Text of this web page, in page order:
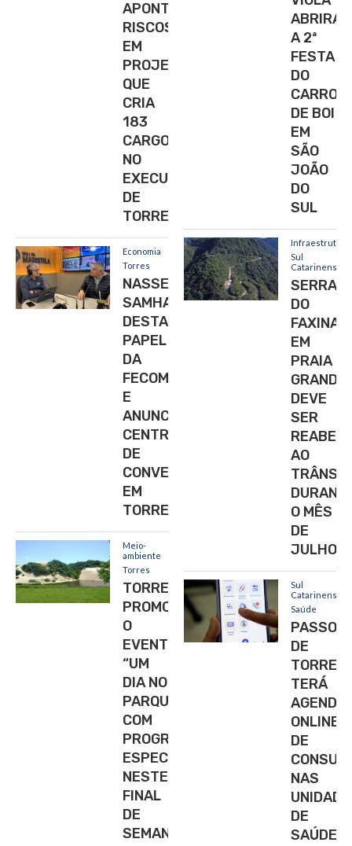
APONTA
RISCOS
EM
PROJETO
QUE
CRIA
183
CARGOS
NO
EXECUTIVO
DE
TORRES
Economia
Torres
NASSER
SAMHAN
DESTACA
PAPEL
DA
FECOMÉRCIO/RS
E
ANUNCIA
CENTRO
DE
CONVENÇÕES
EM
TORRES
Meio-
ambiente
Torres
TORRES
PROMOVE
O
EVENTO
“UM
DIA NO
PARQUE”
COM
PROGRAMAÇÃO
ESPECIAL
NESTE
FINAL
DE
SEMANA
ABRIRÁ
A 2ª
FESTA
DO
CARRO
DE BOI
EM
SÃO
JOÃO
DO
SUL
Infraestrutura
Sul
Catarinense
SERRA
DO
FAXINAL,
EM
PRAIA
DEVE
SER
AO
O MÊS
DE
JULHO
Sul
Catarinense
Saúde
PASSO
DE
TORRES
TERÁ
ONLINE
DE
NAS
DE
SAÚDE